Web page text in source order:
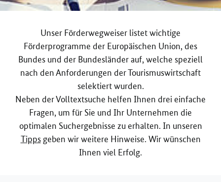
Unser Förderwegweiser listet wichtige
Förderprogramme der Europäischen Union, des
Bundes und der Bundesländer auf, welche speziell
nach den Anforderungen der Tourismuswirtschaft
selektiert wurden.
Neben der Volltextsuche helfen Ihnen drei einfache
Fragen, um für Sie und Ihr Unternehmen die
optimalen Suchergebnisse zu erhalten. In unseren
Tippsgeben wir weitere Hinweise. Wir wünschen
Ihnen viel Erfolg.